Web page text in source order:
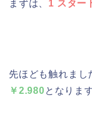
まずは、 1 スター
先ほども触れまし
￥2.980となります